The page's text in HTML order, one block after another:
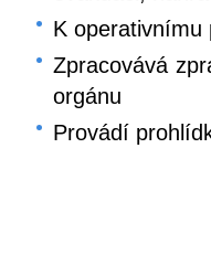
K operativnímu
Zpracovává
orgánu
Provádí